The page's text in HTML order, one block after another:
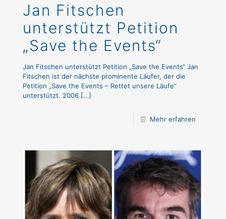
Jan Fitschen
unterstützt Petition
„Save the Events“
Jan Fitschen unterstützt Petition „Save the Events“ Jan
Fitschen ist der nächste prominente Läufer, der die
Petition „Save the Events – Rettet unsere Läufe“
unterstützt. 2006 […]
Mehr erfahren